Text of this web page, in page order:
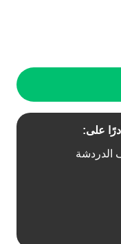
على:
الدردشة